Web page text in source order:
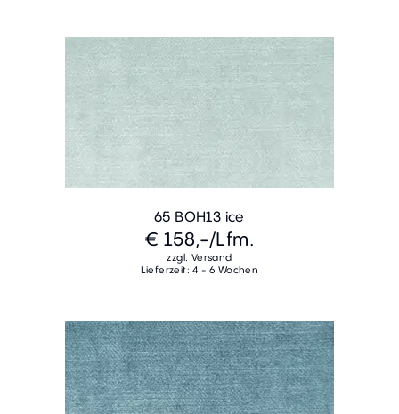
65 BOH13 ice
€ 158,-/Lfm.
zzgl. Versand
Lieferzeit: 4 - 6 Wochen